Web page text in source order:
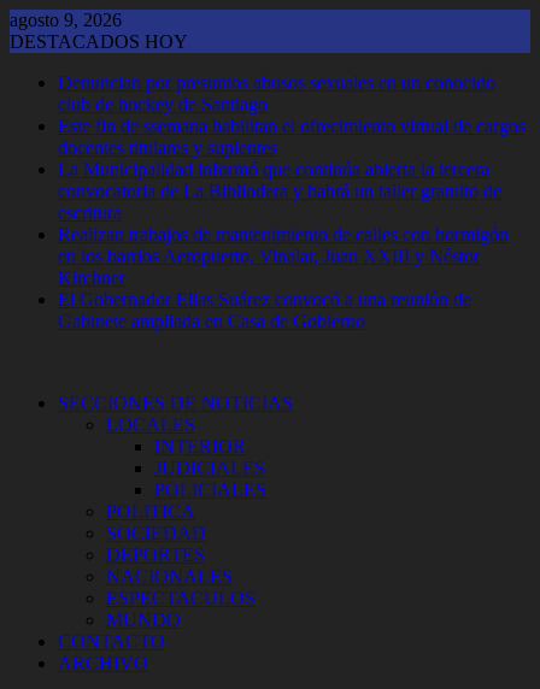
Saltar
al
agosto 9, 2026
DESTACADOS HOY
Denuncian por presuntos abusos sexuales en un conocido
club de hockey de Santiago
Este fin de ssemana habilitan el ofrecimiento virtual de cargos
docentes titulares y suplentes
La Municipalidad informó que continúa abierta la tercera
convocatoria de La Bibliodera y habrá un taller gratuito de
escritura
Realizan trabajos de mantenimiento de calles con hormigón
en los barrios Aeropuerto, Vinalar, Juan XXIII y Néstor
Kirchner
El Gobernador Elias Suárez convocó a una reunión de
Gabinete ampliada en Casa de Gobierno
SECCIONES DE NOTICIAS
LOCALES
INTERIOR
JUDICIALES
POLICIALES
POLITICA
SOCIEDAD
DEPORTES
NACIONALES
ESPECTACULOS
MUNDO
CONTACTO
ARCHIVO